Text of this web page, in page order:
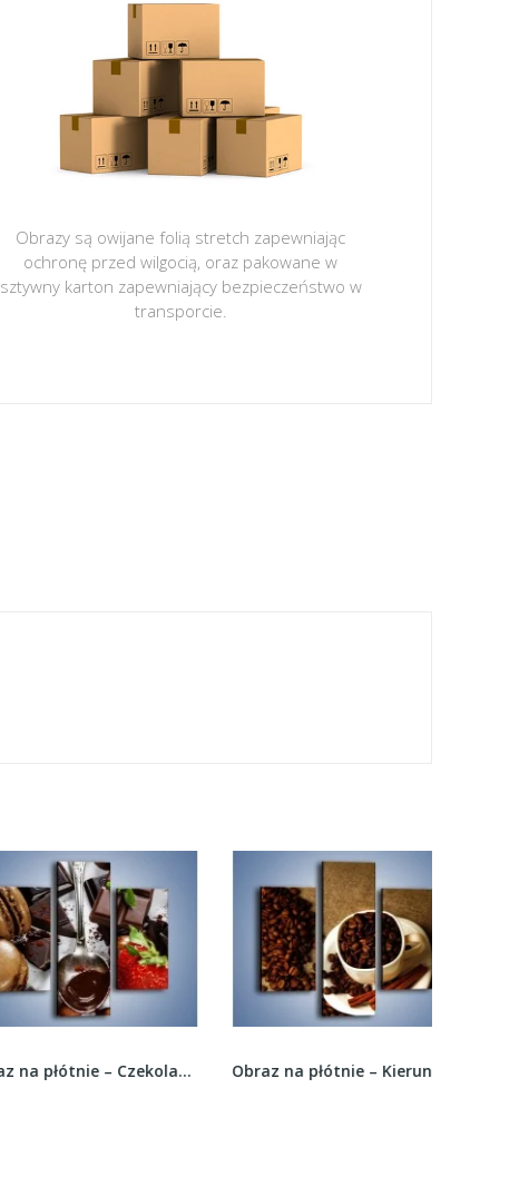
Obrazy są owijane folią stretch zapewniając
ochronę przed wilgocią, oraz pakowane w
sztywny karton zapewniający bezpieczeństwo w
transporcie.
Obraz na płótnie – Czekolada z owocowym... Obraz na płótnie – Kierunek w stronę kawy –...